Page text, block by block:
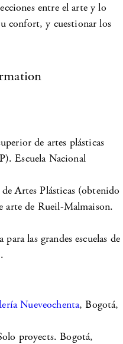
entre el arte y lo
confort, y cuestionar los
de artes plásticas
Escuela Nacional
Artes Plásticas (obtenido
arte de Rueil-Malmaison.
las grandes escuelas de
Nueveochenta, Bogotá,
proyects. Bogotá,